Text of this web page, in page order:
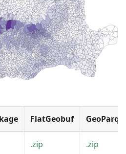
FlatGeobuf
.zip .zip